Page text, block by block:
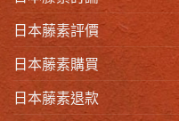
日本藤素評價
日本藤素購買
日本藤素退款